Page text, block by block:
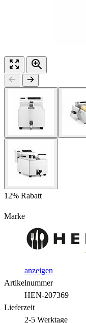
12% Rabatt
Marke
anzeigen
Artikelnummer
HEN-207369
Lieferzeit
2-5 Werktage